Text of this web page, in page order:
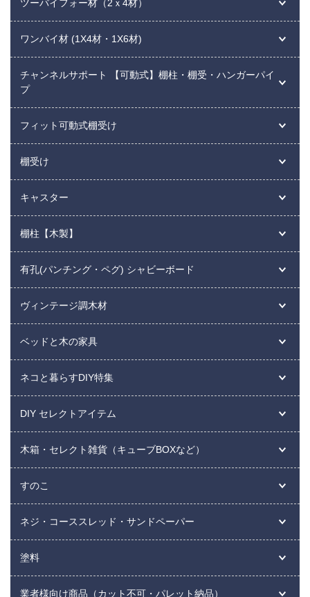
ツーバイフォー材（2ｘ4材）
ワンバイ材 (1X4材・1X6材)
チャンネルサポート 【可動式】棚柱・棚受・ハンガーパイ
プ
フィット可動式棚受け
棚受け
キャスター
棚柱【木製】
有孔(パンチング・ペグ) シャビーボード
ヴィンテージ調木材
ベッドと木の家具
ネコと暮らすDIY特集
DIY セレクトアイテム
木箱・セレクト雑貨（キューブBOXなど）
すのこ
ネジ・コーススレッド・サンドペーパー
塗料
業者様向け商品（カット不可・パレット納品）